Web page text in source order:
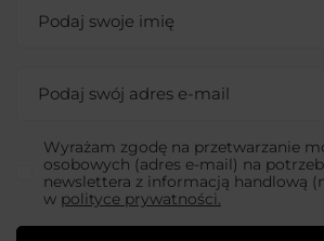
Podaj swoje imię
Podaj swój adres e-mail
Wyrażam zgodę na przetwarzanie
osobowych (adres e-mail) na
newslettera z informacją handlową
w polityce prywatności.